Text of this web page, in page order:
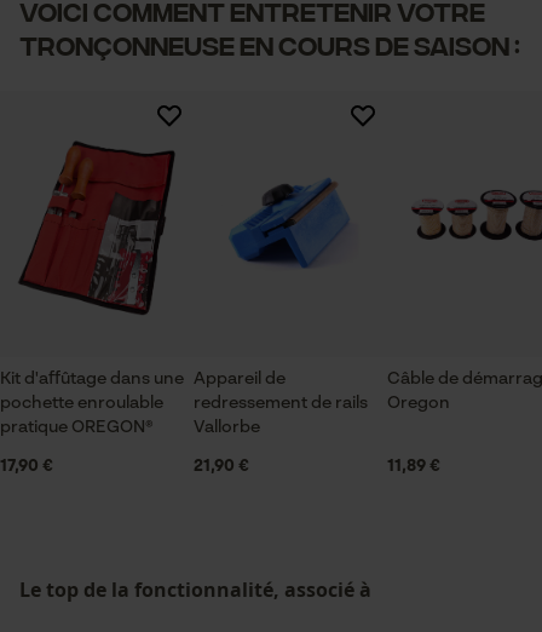
VOICI COMMENT ENTRETENIR VOTRE
TRONÇONNEUSE EN COURS DE SAISON :
Kit d'affûtage dans une
pochette enroulable
pratique OREGON®
17,90 €
Appareil de
redressement de rails
Vallorbe
21,90 €
Câble de
Oregon
11,89 €
Le top de la fonctionnalité, associé à